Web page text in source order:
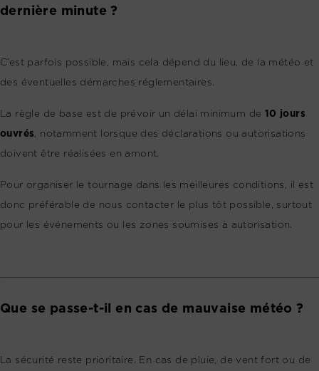
dernière minute ?
C’est parfois possible, mais cela dépend du lieu, de la météo et
des éventuelles démarches réglementaires.
La règle de base est de prévoir un délai minimum de 10 jours
ouvrés, notamment lorsque des déclarations ou autorisations
doivent être réalisées en amont.
Pour organiser le tournage dans les meilleures conditions, il est
donc préférable de nous contacter le plus tôt possible, surtout
pour les événements ou les zones soumises à autorisation.
Que se passe-t-il en cas de mauvaise météo ?
La sécurité reste prioritaire. En cas de pluie, de vent fort ou de